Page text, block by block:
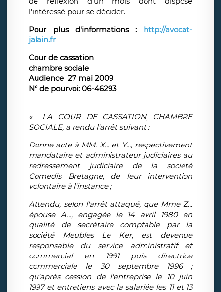
l'intéressé pour se décider.
Pour plus d'informations : http://avocat-
jalain.fr
Cour de cassation
chambre sociale
Audience 27 mai 2009
N° de pourvoi: 06-46293
« LA COUR DE CASSATION, CHAMBRE
SOCIALE, a rendu l'arrêt suivant :
Donne acte à MM. X... et Y..., respectivement
mandataire et administrateur judiciaires au
redressement judiciaire de la société
Comedis Bretagne, de leur intervention
volontaire à l'instance ;
Attendu, selon l'arrêt attaqué, que Mme Z...
épouse A..., engagée le 14 avril 1980 en
qualité de secrétaire comptable par la
société Meubles Le Ker, est devenue
responsable du service administratif et
commercial en 1991 puis directrice
commerciale le 30 septembre 1996 ;
qu'après cession de l'entreprise le 10 juin
1997 et entretiens avec la salariée les 11 et 13